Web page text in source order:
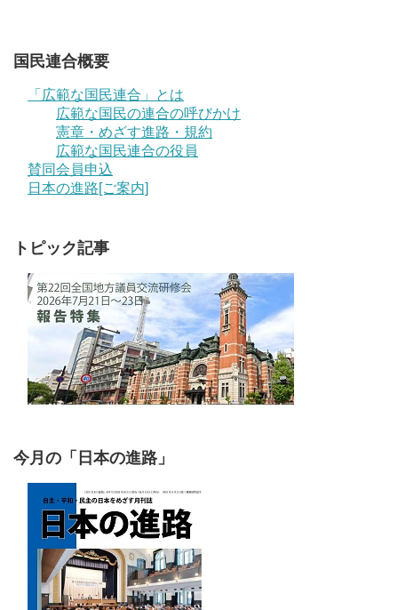
国民連合概要
「広範な国民連合」とは
広範な国民の連合の呼びかけ
憲章・めざす進路・規約
広範な国民連合の役員
賛同会員申込
日本の進路[ご案内]
トピック記事
今月の「日本の進路」